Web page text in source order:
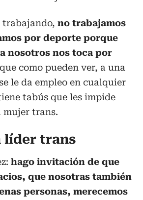
trabajando, no trabajamos
por deporte porque
nosotros nos toca por
como pueden ver, a una
le da empleo en cualquier
tabús que les impide
mujer trans.
líder trans
hago invitación de que
que nosotras también
personas, merecemos